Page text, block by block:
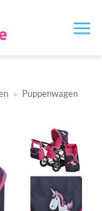
» Puppenwagen